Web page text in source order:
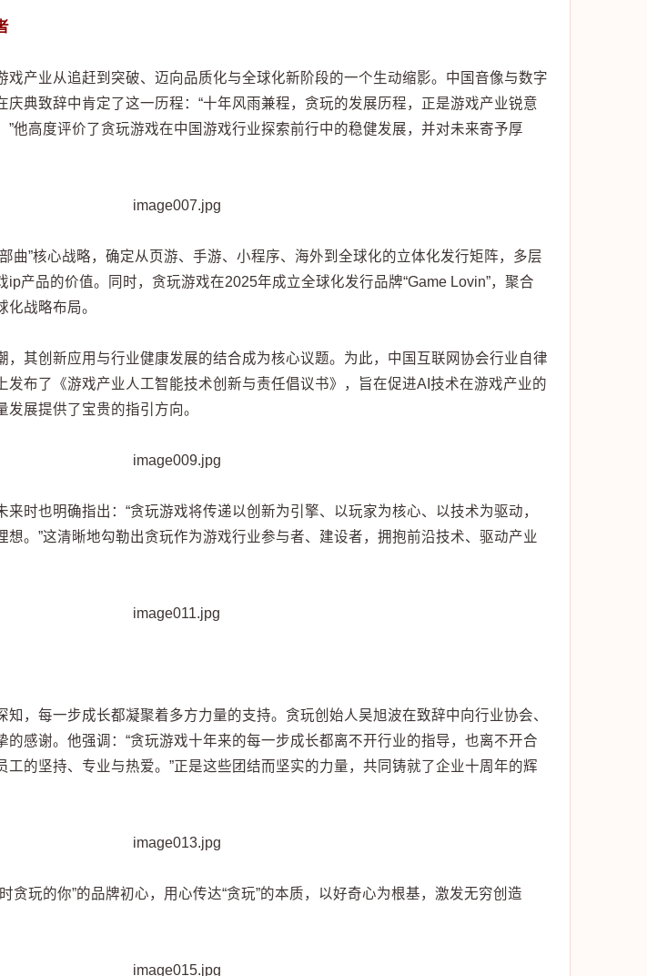
戏产业从追赶到突破、迈向品质化与全球化新阶段的一个生动缩影。中国音像与数字
庆典致辞中肯定了这一历程：“十年风雨兼程，贪玩的发展历程，正是游戏产业锐意
”他高度评价了贪玩游戏在中国游戏行业探索前行中的稳健发展，并对未来寄予厚
曲”核心战略，确定从页游、手游、小程序、海外到全球化的立体化发行矩阵，多层
ip产品的价值。同时，贪玩游戏在2025年成立全球化发行品牌“Game Lovin”，聚合
战略布局。
，其创新应用与行业健康发展的结合成为核心议题。为此，中国互联网协会行业自律
发布了《游戏产业人工智能技术创新与责任倡议书》，旨在促进AI技术在游戏产业的
展提供了宝贵的指引方向。
时也明确指出：“贪玩游戏将传递以创新为引擎、以玩家为核心、以技术为驱动，
想。”这清晰地勾勒出贪玩作为游戏行业参与者、建设者，拥抱前沿技术、驱动产业
，每一步成长都凝聚着多方力量的支持。贪玩创始人吴旭波在致辞中向行业协会、
的感谢。他强调：“贪玩游戏十年来的每一步成长都离不开行业的指导，也离不开合
工的坚持、专业与热爱。”正是这些团结而坚实的力量，共同铸就了企业十周年的辉
贪玩的你”的品牌初心，用心传达“贪玩”的本质，以好奇心为根基，激发无穷创造